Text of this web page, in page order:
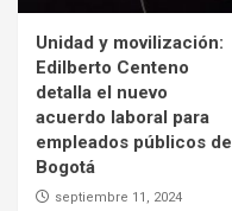
Unidad y movilización:
Edilberto Centeno
detalla el nuevo
acuerdo laboral para
empleados públicos de
Bogotá
septiembre 11, 2024